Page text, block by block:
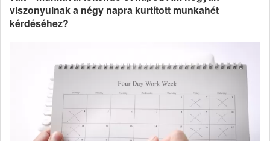
viszonyulnak a négy napra kurtított munkahét
kérdéséhez?